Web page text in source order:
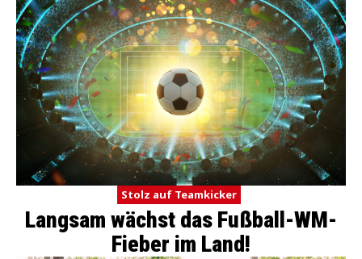
Stolz auf Teamkicker
Langsam wächst das Fußball-WM-
Fieber im Land!